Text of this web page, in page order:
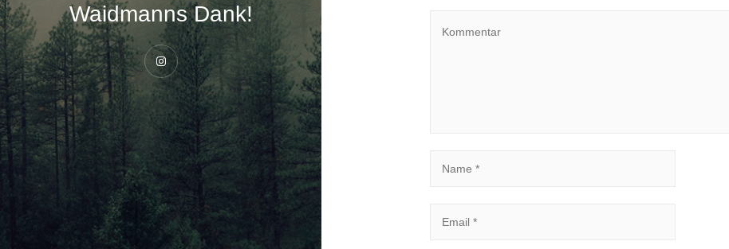
Waidmanns Dank!
Instagram